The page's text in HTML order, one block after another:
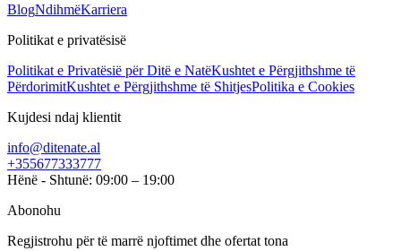
BlogNdihmëKarriera
Politikat e privatësisë
Politikat e Privatësië për Ditë e NatëKushtet e Përgjithshme të
PërdorimitKushtet e Përgjithshme të ShitjesPolitika e Cookies
Kujdesi ndaj klientit
info@ditenate.al
+355677333777
Hënë - Shtunë: 09:00 – 19:00
Abonohu
Regjistrohu për të marrë njoftimet dhe ofertat tona